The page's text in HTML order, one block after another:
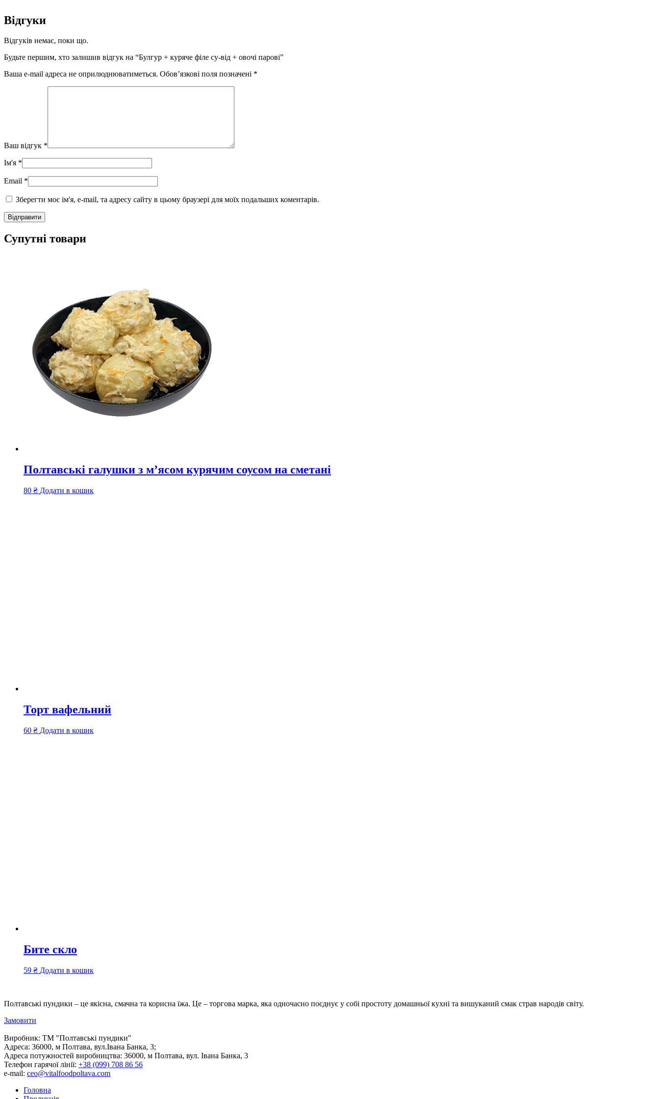
Відгуки
Відгуків немає, поки що.
Будьте першим, хто залишив відгук на “Булгур + куряче філе су-від + овочі парові”
Ваша e-mail адреса не оприлюднюватиметься. Обов’язкові поля позначені *
Ваш відгук *
Ім'я *
Email *
Зберегти моє ім'я, e-mail, та адресу сайту в цьому браузері для моїх подальших коментарів.
Супутні товари
Полтавські галушки з м’ясом курячим соусом на сметані
80 ₴ Додати в кошик
Торт вафельний
60 ₴ Додати в кошик
Бите скло
59 ₴ Додати в кошик
Полтавські пундики – це якісна, смачна та корисна їжа. Це – торгова марка, яка одночасно поєднує у собі простоту домашньої кухні та вишуканий смак страв народів світу.
Замовити
Виробник: ТМ "Полтавські пундики"
Адреса: 36000, м Полтава, вул.Івана Банка, 3;
Адреса потужностей виробництва: 36000, м Полтава, вул. Івана Банка, 3
Телефон гарячої лінії: +38 (099) 708 86 56
e-mail: ceo@vitalfoodpoltava.com
Головна